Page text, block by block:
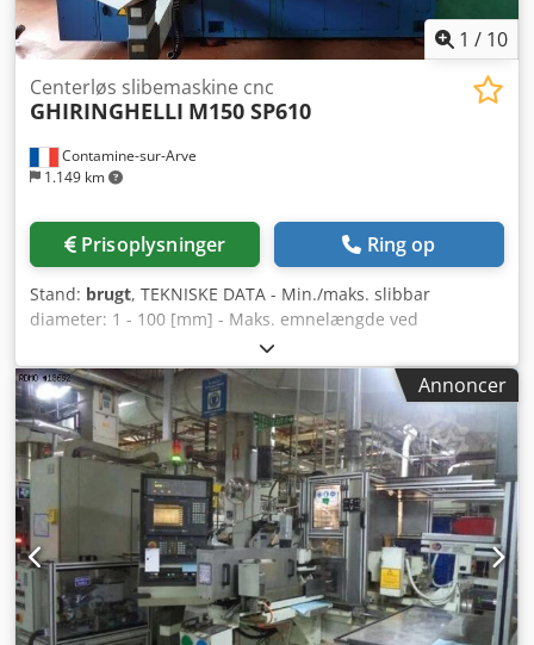
1 / 10
Contamine-sur-Arve
1.149 km
Centerløs slibemaskine cnc
GHIRINGHELLI M150 SP610
Prisoplysninger Ring op
Stand: brugt, TEKNISKE DATA - Min./maks. slibbar
diameter: 1 - 100 [mm] - Maks. emnelængde ved
indstiksslipning: 140 [mm] - Min./maks. diameter på
arbejdsslibeskrive: 440/610 [mm] - Maks. bredde på
arbejdsskive: 80 [mm] - Periferihastighed på arbejdsskive:
50 [m/s] - Hastighed med ny arbejdsskive: 1565
[omdr./min.] - Min./maks. diameter på drivskive: 220/305
[mm] - Maks. bredde på drivskive: 67 [mm] - Maks.
hældning på drivskive: +/- 7 [°] - Hastighed på drivskive
under bearbejdning: 0/140 [omdr./min.] - Hastighed på
drivskive ved afretning: 200 [omdr./min.] - Installeret
samlet effekt: 41 [kW] - Dimensioner (LxBxH): 5920 x 5071 x
2500 [mm] - Nettovægt: 7000 [kg] TILBEHØR - CNC
SIEMENS 840D styring - 5 digitaliserede akser (1 til
Annoncer